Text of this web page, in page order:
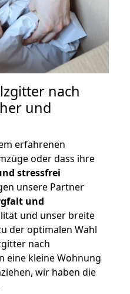
nach
und
erfahrenen
oder dass ihre
stressfrei
unsere Partner
und
und unser breite
der optimalen Wahl
nach
eine kleine Wohnung
wir haben die